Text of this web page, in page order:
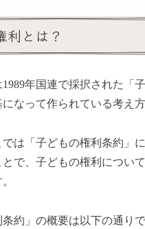
利とは？
年国連で採択された「
なって作られている考え方
は「子どもの権利条約」
で、子どもの権利につい
条約」の概要は以下の通りで